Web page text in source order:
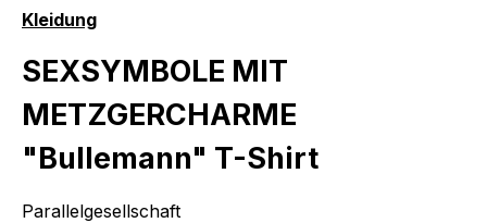
Kleidung
SEXSYMBOLE MIT
METZGERCHARME
"Bullemann" T-Shirt
Parallelgesellschaft